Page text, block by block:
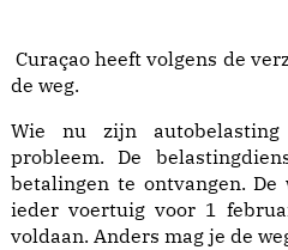
Curaçao heeft volgens de
de weg.
Wie nu zijn
probleem. De
betalingen te ontvangen.
ieder voertuig voor 1
voldaan. Anders mag je de